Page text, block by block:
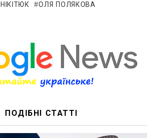
НІКІТЮК
ОЛЯ ПОЛЯКОВА
ПОДІБНІ СТАТТІ